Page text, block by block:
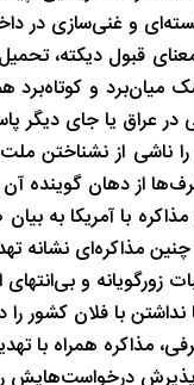
و غنی‌سازی در
قبول دیکته،
و کوتاه‌برد
در عراق یا جای دیگر
را ناشی از نشناختن
از دهان گوینده
با آمریکا به
مذاکره‌ای
زورگویانه و
با فلان کشور
مذاکره همراه با